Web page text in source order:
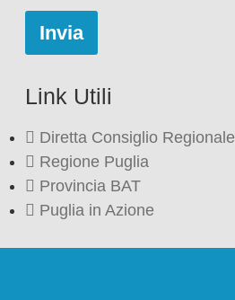
Link Utili
Diretta Consiglio Regionale
Regione Puglia
Provincia BAT
Puglia in Azione